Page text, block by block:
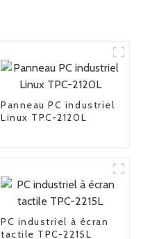
Panneau PC industriel
Linux TPC-2120L
PC industriel à écran
tactile TPC-2215L